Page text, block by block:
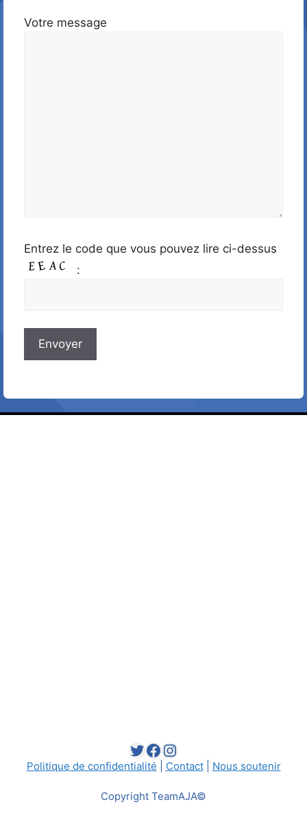
Votre message
Entrez le code que vous pouvez lire ci-dessus
:
Twitter
Facebook
Instagram
Politique de confidentialité Contact| Nous soutenir
Copyright TeamAJA©